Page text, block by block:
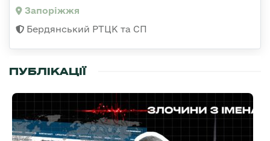
Запоріжжя
Бердянський РТЦК та СП
ПУБЛІКАЦІЇ